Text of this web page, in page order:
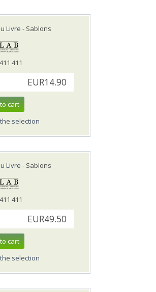
Livre - Sablons
411
EUR14.90
cart
selection
Livre - Sablons
411
EUR49.50
cart
selection